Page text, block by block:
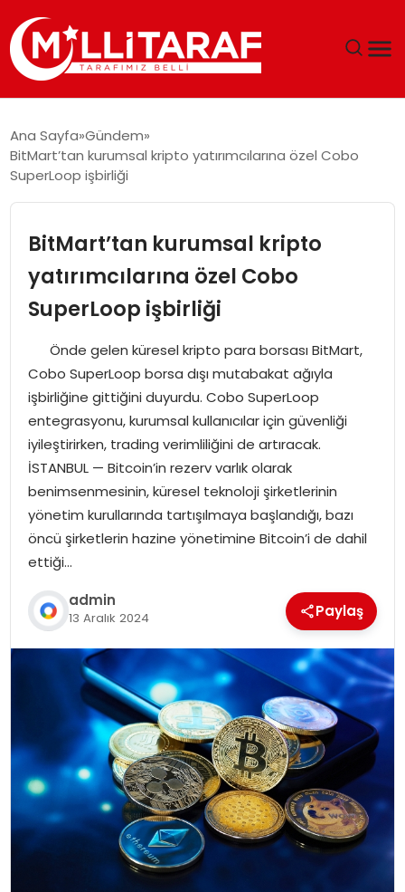
ÖZEL SAYFALAR
SPOR
SIYASET
MAGAZIN
Ana Sayfa Gündem
BitMart’tan kurumsal kripto yatırımcılarına özel Cobo
SuperLoop işbirliği
BitMart’tan kurumsal kripto
yatırımcılarına özel Cobo
SuperLoop işbirliği
Önde gelen küresel kripto para borsası BitMart,
Cobo SuperLoop borsa dışı mutabakat ağıyla
işbirliğine gittiğini duyurdu. Cobo SuperLoop
entegrasyonu, kurumsal kullanıcılar için güvenliği
iyileştirirken, trading verimliliğini de artıracak.
İSTANBUL — Bitcoin’in rezerv varlık olarak
benimsenmesinin, küresel teknoloji şirketlerinin
yönetim kurullarında tartışılmaya başlandığı, bazı
öncü şirketlerin hazine yönetimine Bitcoin’i de dahil
ettiği…
admin
13 Aralık 2024 Paylaş